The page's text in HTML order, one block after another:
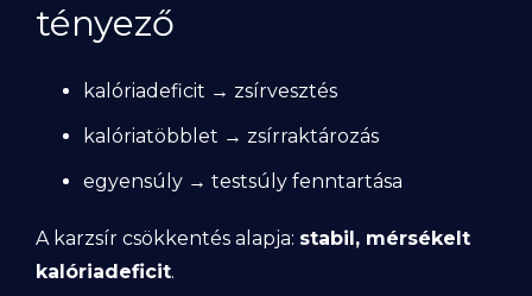
tényező
kalóriadeficit → zsírvesztés
kalóriatöbblet → zsírraktározás
egyensúly → testsúly fenntartása
A karzsír csökkentés alapja: stabil, mérsékelt
kalóriadeficit.